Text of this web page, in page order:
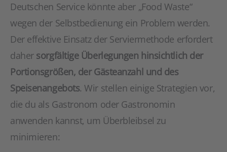
Deutschen Service könnte aber „Food Waste“
wegen der Selbstbedienung ein Problem werden.
Der effektive Einsatz der Serviermethode erfordert
daher sorgfältige Überlegungen hinsichtlich der
Portionsgrößen, der Gästeanzahl und des
Speisenangebots. Wir stellen einige Strategien vor,
die du als Gastronom oder Gastronomin
anwenden kannst, um Überbleibsel zu
minimieren: